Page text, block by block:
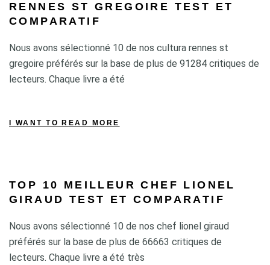
RENNES ST GREGOIRE TEST ET
COMPARATIF
Nous avons sélectionné 10 de nos cultura rennes st
gregoire préférés sur la base de plus de 91284 critiques de
lecteurs. Chaque livre a été
I WANT TO READ MORE
TOP 10 MEILLEUR CHEF LIONEL
GIRAUD TEST ET COMPARATIF
Nous avons sélectionné 10 de nos chef lionel giraud
préférés sur la base de plus de 66663 critiques de
lecteurs. Chaque livre a été très